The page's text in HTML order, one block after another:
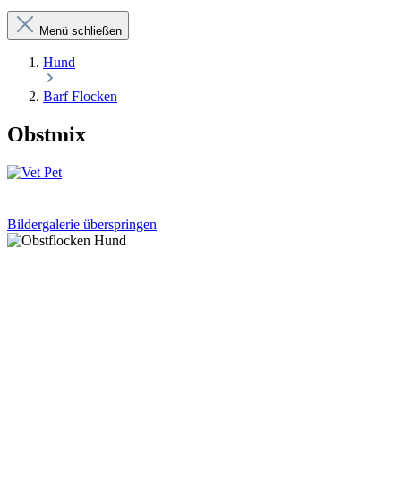
Menü schließen
Hund
Barf Flocken
Obstmix
Bildergalerie überspringen